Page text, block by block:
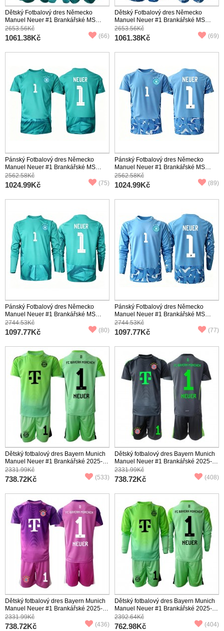
Dětský Fotbalový dres Německo
Manuel Neuer #1 Brankářské MS
2026 Domácí Dlouhý Rukáv (+
trenýrky)
2653.56Kč
1061.38Kč (66)
Dětský Fotbalový dres Německo
Manuel Neuer #1 Brankářské MS
2026 Venkovní Dlouhý Rukáv (+
trenýrky)
2653.56Kč
1061.38Kč (69)
Pánský Fotbalový dres Německo
Manuel Neuer #1 Brankářské MS
2026 Domácí Krátký Rukáv
2562.58Kč
1024.99Kč (75)
Pánský Fotbalový dres Německo
Manuel Neuer #1 Brankářské MS
2026 Venkovní Krátký Rukáv
2562.58Kč
1024.99Kč (89)
Pánský Fotbalový dres Německo
Manuel Neuer #1 Brankářské MS
2026 Domácí Dlouhý Rukáv
2744.53Kč
1097.77Kč (80)
Pánský Fotbalový dres Německo
Manuel Neuer #1 Brankářské MS
2026 Venkovní Dlouhý Rukáv
2744.53Kč
1097.77Kč (77)
Dětský fotbalový dres Bayern Munich
Manuel Neuer #1 Brankářské 2025-26
Domácí Krátký Rukáv (+ trenýrky)
2331.99Kč
738.72Kč (533)
Dětský fotbalový dres Bayern Munich
Manuel Neuer #1 Brankářské 2025-26
Venkovní Krátký Rukáv (+ trenýrky)
2331.99Kč
738.72Kč (408)
Dětský fotbalový dres Bayern Munich
Manuel Neuer #1 Brankářské 2025-26
Třetí Krátký Rukáv (+ trenýrky)
2331.99Kč
738.72Kč (436)
Dětský fotbalový dres Bayern Munich
Manuel Neuer #1 Brankářské 2025-26
Domácí Dlouhý Rukáv (+ trenýrky)
2392.64Kč
762.98Kč (404)